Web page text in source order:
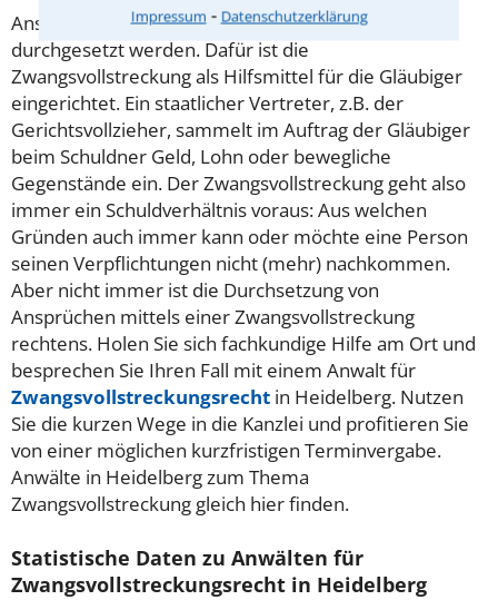
Impressum ⁃ Datenschutzerklärung
Ansprüche können in der Regel nicht im Alleingang
durchgesetzt werden. Dafür ist die
Zwangsvollstreckung als Hilfsmittel für die Gläubiger
eingerichtet. Ein staatlicher Vertreter, z.B. der
Gerichtsvollzieher, sammelt im Auftrag der Gläubiger
beim Schuldner Geld, Lohn oder bewegliche
Gegenstände ein. Der Zwangsvollstreckung geht also
immer ein Schuldverhältnis voraus: Aus welchen
Gründen auch immer kann oder möchte eine Person
seinen Verpflichtungen nicht (mehr) nachkommen.
Aber nicht immer ist die Durchsetzung von
Ansprüchen mittels einer Zwangsvollstreckung
rechtens. Holen Sie sich fachkundige Hilfe am Ort und
besprechen Sie Ihren Fall mit einem Anwalt für
Zwangsvollstreckungsrecht in Heidelberg. Nutzen
Sie die kurzen Wege in die Kanzlei und profitieren Sie
von einer möglichen kurzfristigen Terminvergabe.
Anwälte in Heidelberg zum Thema
Zwangsvollstreckung gleich hier finden.
Statistische Daten zu Anwälten für
Zwangsvollstreckungsrecht in Heidelberg